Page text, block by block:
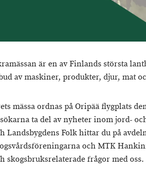
är en av Finlands största
av maskiner, produkter, djur, mat
mässa ordnas på Oripää flygplats
ta del av nyheter inom jord-
Landsbygdens Folk hittar du på
och MTK
skogsbruksrelaterade frågor med oss.